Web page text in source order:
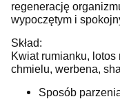
regenerację
wypoczętym i
Skład:
Kwiat rumianku,
chmielu, werbena,
Sposób